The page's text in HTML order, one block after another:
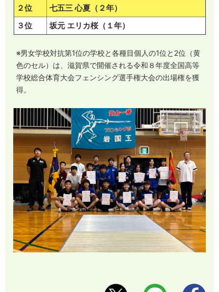
２位
七五三 心夏（２年）
３位
坂元 エリカ桜（１年）
※男女学校対抗第1位の学校と各種目個人の1位と2位（黄
色のセル）は、滋賀県で開催される令和８年度全国高等
学校総合体育大会フェンシング選手権大会の出場権を獲
得。